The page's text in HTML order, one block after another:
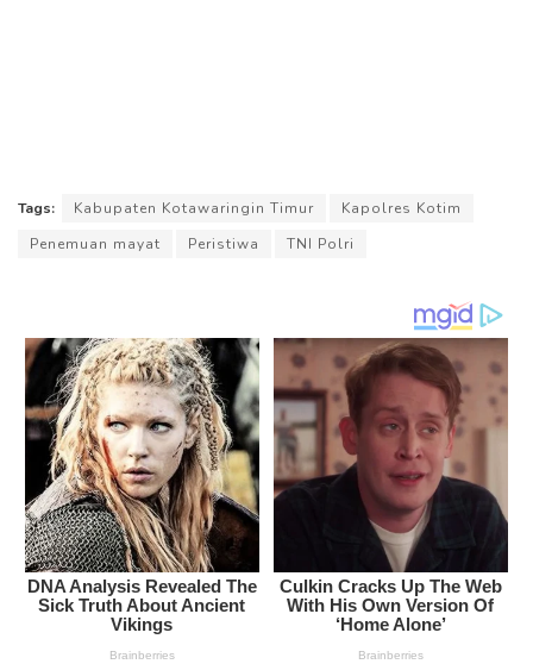
Tags: Kabupaten Kotawaringin Timur
Kapolres Kotim
Penemuan mayat
Peristiwa TNI Polri